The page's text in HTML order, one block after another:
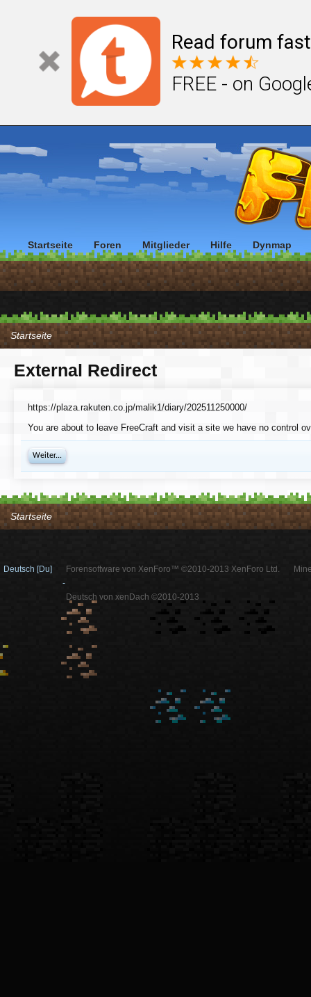
Read forum
FREE - on
Startseite
External Redirect
https://plaza.rakuten.co.jp/malik1/diary/202511250000/
You are about to leave FreeCraft and visit a site we have no control
Weiter...
Startseite
Startseite Foren Mitglieder Hilfe Dynmap
Deutsch [Du]
Forensoftware von XenForo™ ©2010-2013 XenForo Ltd.
-
Deutsch von xenDach ©2010-2013